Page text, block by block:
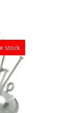
stock